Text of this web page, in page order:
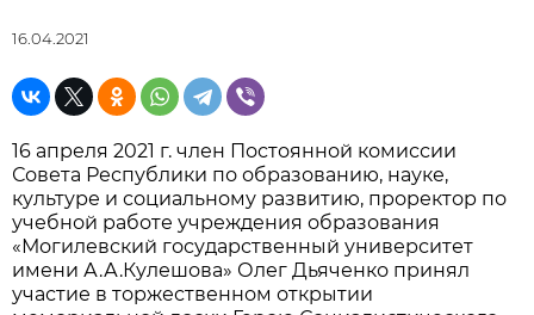
16.04.2021
16 апреля 2021 г. член Постоянной комиссии
Совета Республики по образованию, науке,
культуре и социальному развитию, проректор по
учебной работе учреждения образования
«Могилевский государственный университет
имени А.А.Кулешова» Олег Дьяченко принял
участие в торжественном открытии